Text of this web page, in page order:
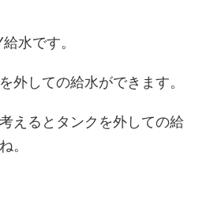
水です。
外しての給水ができます。
えるとタンクを外しての給
。